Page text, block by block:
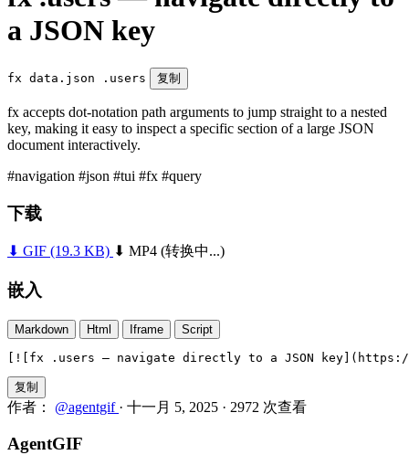
a JSON key
fx data.json .users 复制
fx accepts dot-notation path arguments to jump straight to a nested
key, making it easy to inspect a specific section of a large JSON
document interactively.
#navigation #json #tui #fx #query
下载
⬇ GIF (19.3 KB) ⬇ MP4 (转换中...)
嵌入
Markdown Html Iframe Script
[![fx .users — navigate directly to a JSON
复制
作者： @agentgif · 十一月 5, 2025 · 2972 次查看
AgentGIF